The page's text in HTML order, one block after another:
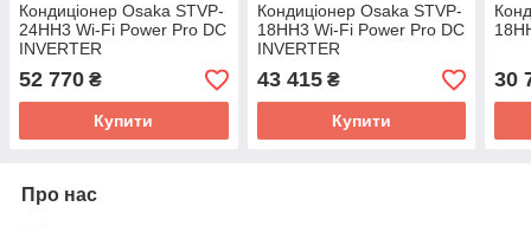
Кондиціонер Osaka STVP-
24HH3 Wi-Fi Power Pro DC
INVERTER
52 770 ₴
Купити
Кондиціонер Osaka STVP-
18HH3 Wi-Fi Power Pro DC
INVERTER
43 415₴
Купити
30
Про нас